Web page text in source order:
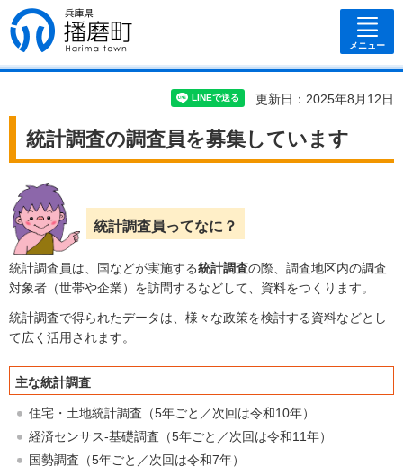
兵庫県 播磨
町
メニュー
更新日：2025年8月12日
統計調査の調査員を募集しています
統計調査員ってなに？
統計調査員は、国などが実施する統計調査の際、調査地区内の調査
対象者（世帯や企業）を訪問するなどして、資料をつくります。
統計調査で得られたデータは、様々な政策を検討する資料などとし
て広く活用されます。
主な統計調査
住宅・土地統計調査（5年ごと／次回は令和10年）
経済センサス-基礎調査（5年ごと／次回は令和11年）
国勢調査（5年ごと／次回は令和7年）